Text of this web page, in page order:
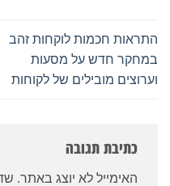
התראות חכמות לוקחות זהב
במחקר חדש על מסעות
וערוצים מובילים של לקוחות
כתיבת תגובה
האימייל לא יוצג באתר.